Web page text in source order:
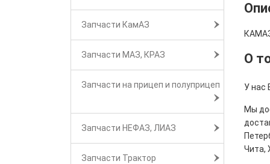
Запчасти КамАЗ
Запчасти МАЗ, КРАЗ
Запчасти на прицеп и полуприцеп
Запчасти НЕФАЗ, ЛИАЗ
Запчасти Трактор
КАМАЗ
О
У нас
Мы
Чита,